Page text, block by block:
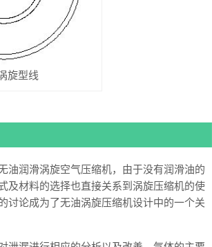
旋型线
油润滑涡旋空气压缩机，由于没有润滑油的
及材料的选择也直接关系到涡旋压缩机的使
讨论成为了无油涡旋压缩机设计中的一个关